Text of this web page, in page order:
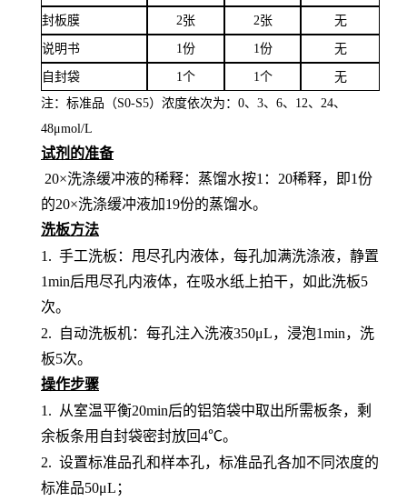
封板膜 2张 2张 无
说明书 1份 1份 无
自封袋 1个 1个
无
注：标准品（S0-S5）浓度依次为： 0、3、6、12、24、
48μmol/L
试剂的准备
20×洗涤缓冲液的稀释：蒸馏水按1：20稀释，即1份
的20×洗涤缓冲液加19份的蒸馏水。
洗板方法
1. 手工洗板：甩尽孔内液体，每孔加满洗涤液，静置
1min后甩尽孔内液体，在吸水纸上拍干，如此洗板5
次。
2.
自动洗板机：每孔注入洗液350μL，浸泡1min，洗
板5次。
操作步骤
1.
从室温平衡20min后的铝箔袋中取出所需板条，剩
余板条用自封袋密封放回4℃。
2. 设置标准品孔和样本孔，标准品孔各加不同浓度的
标准品50μL；